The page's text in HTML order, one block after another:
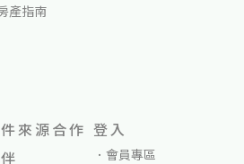
產指南
來源合作 登入
會員專區